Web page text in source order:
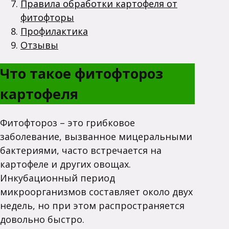
Правила обработки картофеля от
фитофторы
Профилактика
Отзывы
Что такое фитофтороз
картофеля
Фитофтороз – это грибковое
заболевание, вызванное мицеральными
бактериями, часто встречается на
картофеле и других овощах.
Инкубационный период
микроорганизмов составляет около двух
недель, но при этом распространяется
довольно быстро.